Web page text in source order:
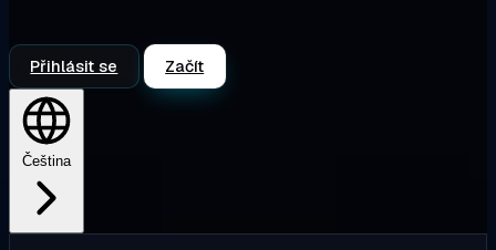
Přihlásit se Začít
Čeština